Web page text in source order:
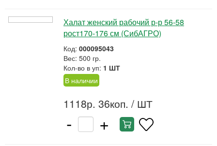
Халат женский рабочий р-р 56-58
рост170-176 см (СибАГРО)
Код: 000095043
Вес: 500 гр.
Кол-во в уп: 1 ШТ
В наличии
1118р. 36коп. / ШТ
- +